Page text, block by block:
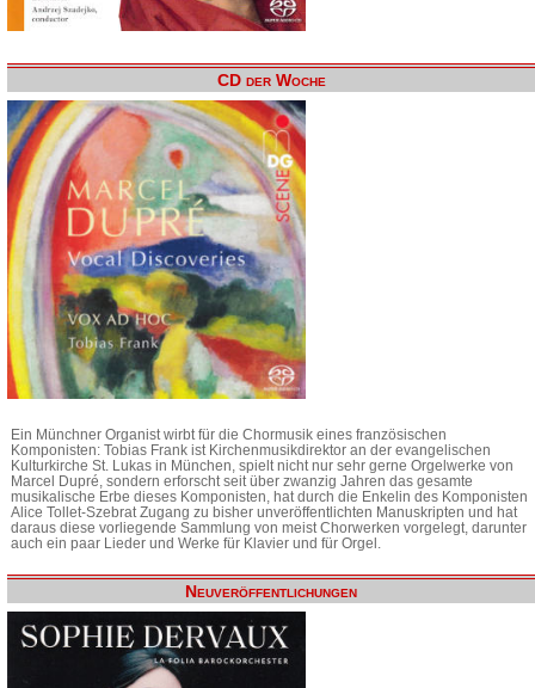
CD der Woche
Ein Münchner Organist wirbt für die Chormusik eines französischen
Komponisten: Tobias Frank ist Kirchenmusikdirektor an der evangelischen
Kulturkirche St. Lukas in München, spielt nicht nur sehr gerne Orgelwerke von
Marcel Dupré, sondern erforscht seit über zwanzig Jahren das gesamte
musikalische Erbe dieses Komponisten, hat durch die Enkelin des Komponisten
Alice Tollet-Szebrat Zugang zu bisher unveröffentlichten Manuskripten und hat
daraus diese vorliegende Sammlung von meist Chorwerken vorgelegt, darunter
auch ein paar Lieder und Werke für Klavier und für Orgel.
Neuveröffentlichungen